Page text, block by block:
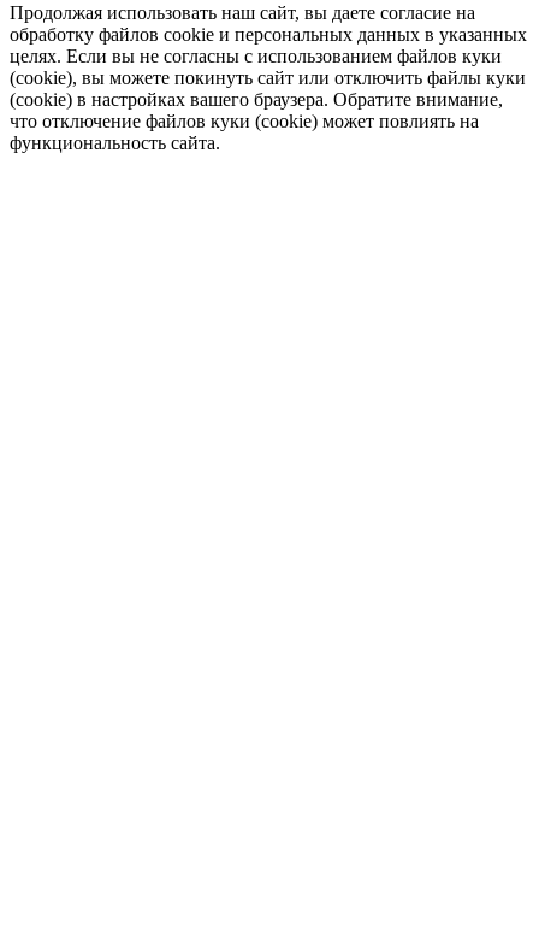
Продолжая использовать наш сайт, вы даете согласие на
обработку файлов cookie и персональных данных в указанных
целях. Если вы не согласны с использованием файлов куки
(cookie), вы можете покинуть сайт или отключить файлы куки
(cookie) в настройках вашего браузера. Обратите внимание,
что отключение файлов куки (cookie) может повлиять на
функциональность сайта.